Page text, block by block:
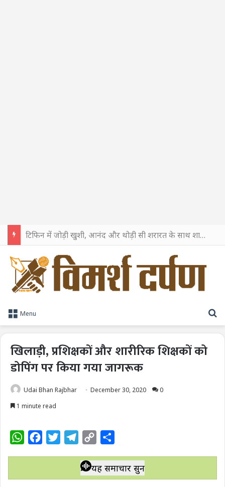
टिफिन में जोड़ी खुशी, आनंद और थोड़ी सी शरारत के साथ शाहरुख खान ने टिफिन बॉक्स को दी हैप्पी एंडिंग
Menu
खिलाड़ी, प्रशिक्षकों और शारीरिक शिक्षकों को
डोपिंग पर किया गया जागरूक
Udai Bhan Rajbhar December 30, 2020
0
1 minute read
W
t
e
t
l
e
p
y
a
r
यह समाचार सुनें